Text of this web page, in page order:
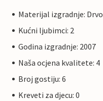
Materijal izgradnje: Drvo
Kućni ljubimci: 2
Godina izgradnje: 2007
Naša ocjena kvalitete: 4
Broj gostiju: 6
Kreveti za djecu: 0